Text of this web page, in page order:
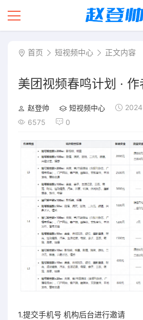
首页 短视频中心 正文内容
美团视频春鸣计划 ·
赵登帅 短视频中心
6575
0
1.提交手机号 机构后台进行邀请